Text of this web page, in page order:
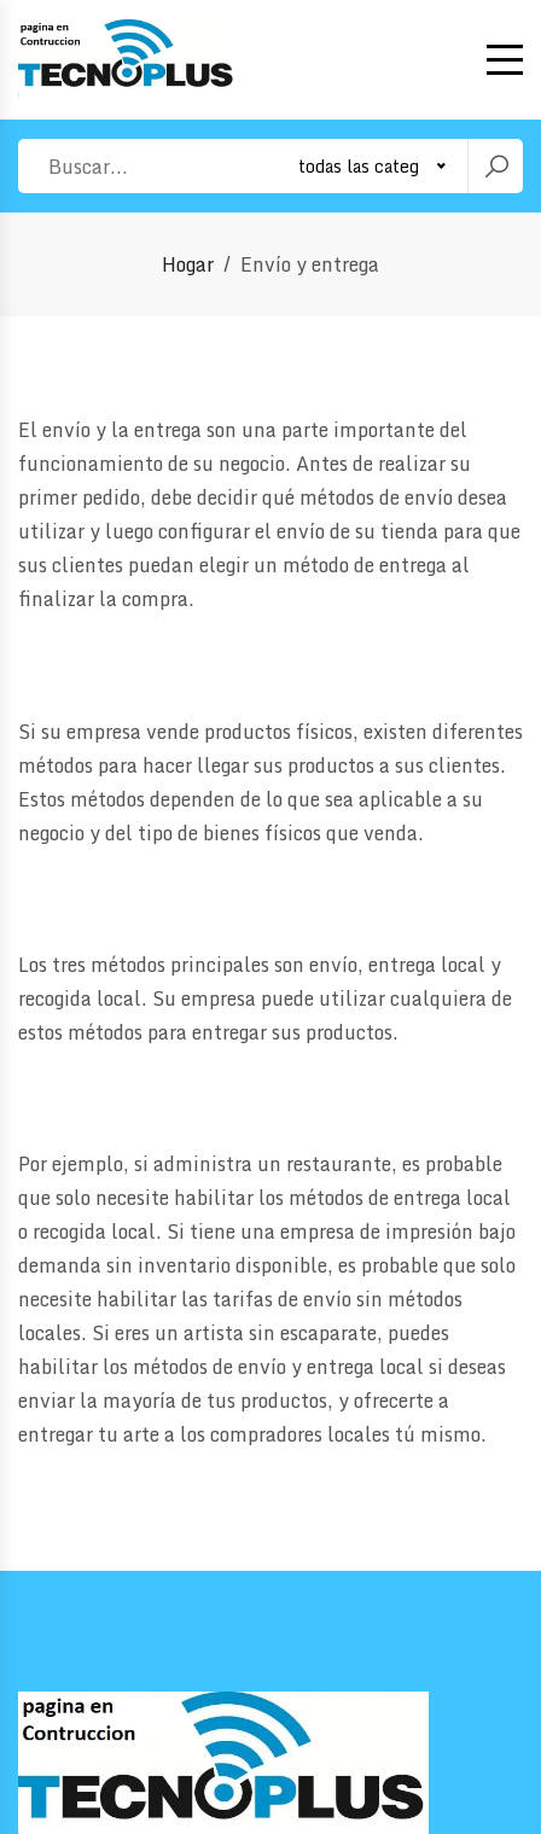
todas las categorias
Hogar Envío y entrega
El envío y la entrega son una parte importante del
funcionamiento de su negocio. Antes de realizar su
primer pedido, debe decidir qué métodos de envío desea
utilizar y luego configurar el envío de su tienda para que
sus clientes puedan elegir un método de entrega al
finalizar la compra.
Si su empresa vende productos físicos, existen diferentes
métodos para hacer llegar sus productos a sus clientes.
Estos métodos dependen de lo que sea aplicable a su
negocio y del tipo de bienes físicos que venda.
Los tres métodos principales son envío, entrega local y
recogida local. Su empresa puede utilizar cualquiera de
estos métodos para entregar sus productos.
Por ejemplo, si administra un restaurante, es probable
que solo necesite habilitar los métodos de entrega local
o recogida local. Si tiene una empresa de impresión bajo
demanda sin inventario disponible, es probable que solo
necesite habilitar las tarifas de envío sin métodos
locales. Si eres un artista sin escaparate, puedes
habilitar los métodos de envío y entrega local si deseas
enviar la mayoría de tus productos, y ofrecerte a
entregar tu arte a los compradores locales tú mismo.